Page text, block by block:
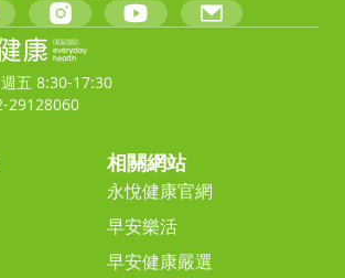
五 8:30-17:30
29128060
相關網站
永悅健康官網
早安樂活
早安健康嚴選